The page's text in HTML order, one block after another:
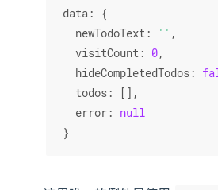
data : {
newTodoText : '' ,
visitCount : 0,
hideCompletedTodos :
todos : [],
error : null
}